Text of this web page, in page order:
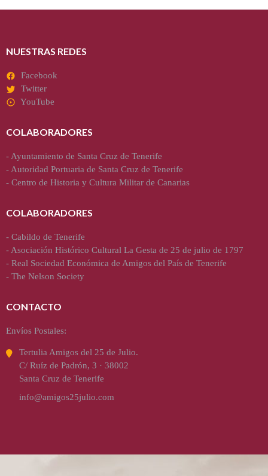
NUESTRAS REDES
Facebook
Twitter
YouTube
COLABORADORES
- Ayuntamiento de Santa Cruz de Tenerife
- Autoridad Portuaria de Santa Cruz de Tenerife
- Centro de Historia y Cultura Militar de Canarias
COLABORADORES
- Cabildo de Tenerife
- Asociación Histórico Cultural La Gesta de 25 de julio de 1797
- Real Sociedad Económica de Amigos del País de Tenerife
- The Nelson Society
CONTACTO
Envíos Postales:
Tertulia Amigos del 25 de Julio.
C/ Ruíz de Padrón, 3 · 38002
Santa Cruz de Tenerife
info@amigos25julio.com